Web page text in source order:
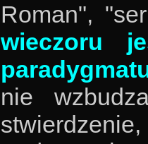
Roman",
wieczoru
nie